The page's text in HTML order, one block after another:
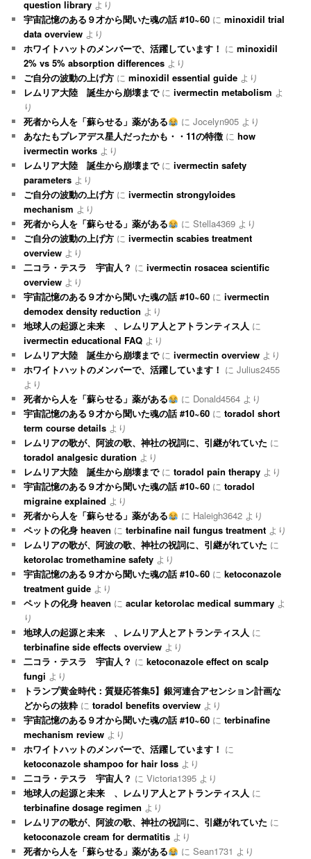
question library より
宇宙記憶のある９才から聞いた魂の話 #10~60 にminoxidil trial
data overview より
ホワイトハットのメンバーで、活躍しています！ にminoxidil
2% vs 5% absorption differences より
ご自分の波動の上げ方 にminoxidil essential guide より
レムリア大陸 誕生から崩壊までにivermectin metabolism よ
り
死者から人を「蘇らせる」薬がある
に Jocelyn905より
あなたもプレアデス星人だったかも・・11の特徴 にhow
ivermectin works より
レムリア大陸 誕生から崩壊までにivermectin safety
parameters より
ご自分の波動の上げ方 にivermectin strongyloides
mechanism より
死者から人を「蘇らせる」薬がある
に Stella4369より
ご自分の波動の上げ方 にivermectin scabies treatment
overview より
二コラ・テスラ 宇宙人？ にivermectin rosacea scientific
overview より
宇宙記憶のある９才から聞いた魂の話 #10~60 にivermectin
demodex density reduction より
地球人の起源と未来 、レムリア人とアトランティス人 に
ivermectin educational FAQ より
レムリア大陸 誕生から崩壊までにivermectin overview より
ホワイトハットのメンバーで、活躍しています！ にJulius2455
より
死者から人を「蘇らせる」薬がある
に Donald4564より
宇宙記憶のある９才から聞いた魂の話 #10~60 にtoradol short
term course details より
レムリアの歌が、阿波の歌、神社の祝詞に、引継がれていた に
toradol analgesic duration より
レムリア大陸 誕生から崩壊までにtoradol pain therapy より
宇宙記憶のある９才から聞いた魂の話 #10~60 にtoradol
migraine explained より
死者から人を「蘇らせる」薬がある
に Haleigh3642より
ペットの化身 heaven にterbinafine nail fungus treatment より
レムリアの歌が、阿波の歌、神社の祝詞に、引継がれていた に
ketorolac tromethamine safety より
宇宙記憶のある９才から聞いた魂の話 #10~60 にketoconazole
treatment guide より
ペットの化身 heaven にacular ketorolac medical summary よ
り
地球人の起源と未来 、レムリア人とアトランティス人 に
terbinafine side effects overview より
二コラ・テスラ 宇宙人？ にketoconazole effect on scalp
fungi より
トランプ黄金時代：質疑応答集5】銀河連合アセンション計画な
どからの抜粋 にtoradol benefits overview より
宇宙記憶のある９才から聞いた魂の話 #10~60 にterbinafine
mechanism review より
ホワイトハットのメンバーで、活躍しています！ に
ketoconazole shampoo for hair loss より
二コラ・テスラ 宇宙人？ にVictoria1395 より
地球人の起源と未来 、レムリア人とアトランティス人 に
terbinafine dosage regimen より
レムリアの歌が、阿波の歌、神社の祝詞に、引継がれていた に
ketoconazole cream for dermatitis より
死者から人を「蘇らせる」薬がある
に Sean1731 より